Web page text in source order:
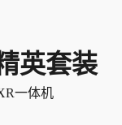
英套装
一体机